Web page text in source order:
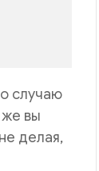
случаю
вы
делая,